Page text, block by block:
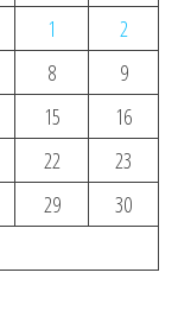
1
2
8
9
15
16
22
23
29
30